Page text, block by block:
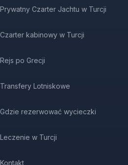
Prywatny Czarter Jachtu w Turcji
Czarter kabinowy w Turcji
Rejs po Grecji
Transfery Lotniskowe
Gdzie rezerwować wycieczki
Leczenie w Turcji
Kontakt